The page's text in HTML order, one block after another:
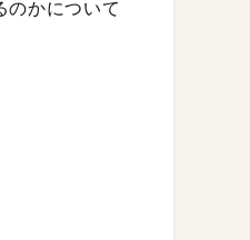
のかについて